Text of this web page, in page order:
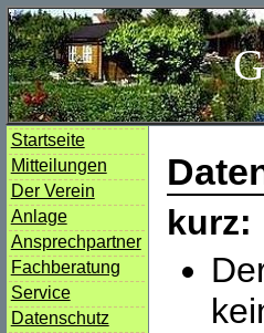
Startseite
Mitteilungen
Der Verein
Anlage
Ansprechpartner
Fachberatung
Service
Datenschutz
kurz: